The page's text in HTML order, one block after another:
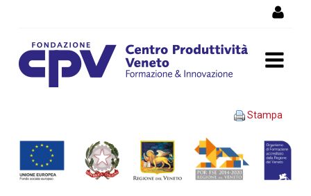
VALORIZZARE LE RISORSE
AZIENDALI NEL
CAMBIAMENTO.
Stampa